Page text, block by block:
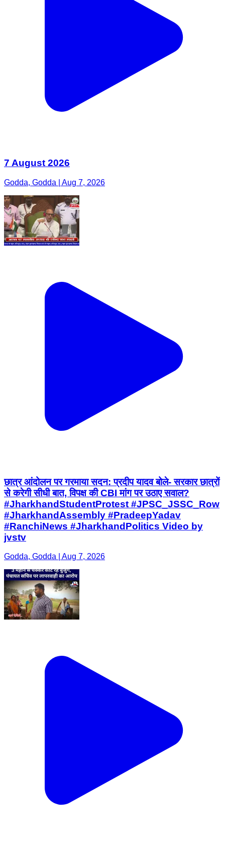
7 August 2026
Godda, Godda | Aug 7, 2026
छात्र आंदोलन पर गरमाया सदन: प्रदीप यादव बोले- सरकार छात्रों
से करेगी सीधी बात, विपक्ष की CBI मांग पर उठाए सवाल? ​
#JharkhandStudentProtest #JPSC_JSSC_Row
#JharkhandAssembly #PradeepYadav
#RanchiNews #JharkhandPolitics Video by
jvstv
Godda, Godda | Aug 7, 2026